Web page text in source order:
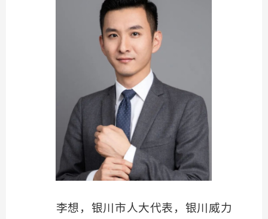
李想，银川市人大代表，银川威力